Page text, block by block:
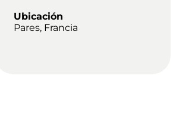
Ubicación
Pares, Francia